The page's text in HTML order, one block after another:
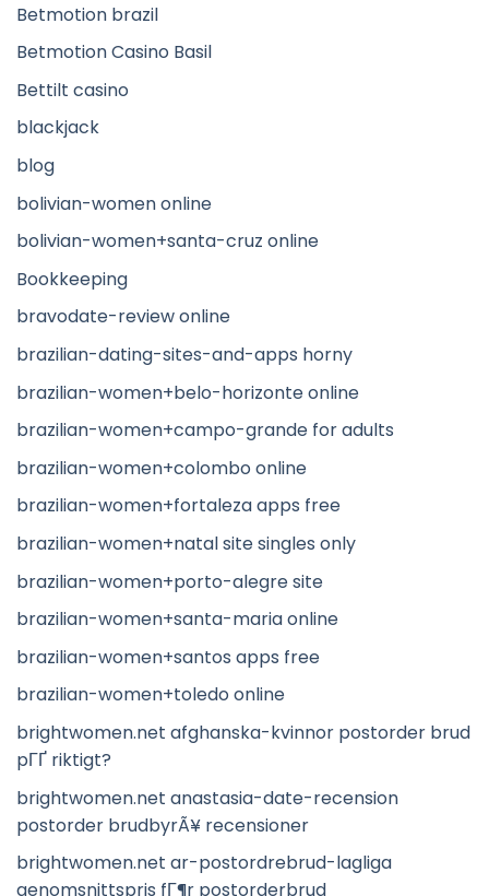
Betmotion brazil
Betmotion Casino Basil
Bettilt casino
blackjack
blog
bolivian-women online
bolivian-women+santa-cruz online
Bookkeeping
bravodate-review online
brazilian-dating-sites-and-apps horny
brazilian-women+belo-horizonte online
brazilian-women+campo-grande for adults
brazilian-women+colombo online
brazilian-women+fortaleza apps free
brazilian-women+natal site singles only
brazilian-women+porto-alegre site
brazilian-women+santa-maria online
brazilian-women+santos apps free
brazilian-women+toledo online
brightwomen.net afghanska-kvinnor postorder brud
pГҐ riktigt?
brightwomen.net anastasia-date-recension
postorder brudbyrÃ¥ recensioner
brightwomen.net ar-postordrebrud-lagliga
genomsnittspris fГ¶r postorderbrud